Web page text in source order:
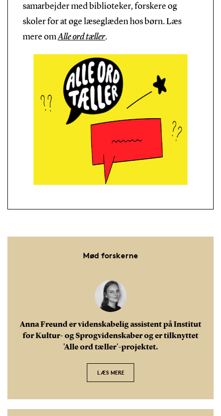
samarbejder med biblioteker, forskere og
skoler for at øge læseglæden hos børn. Læs
mere om Alle ord tæller.
Mød forskerne
Anna Freund er videnskabelig assistent på Institut
for Kultur- og Sprogvidenskaber og er tilknyttet
'Alle ord tæller'-projektet.
LÆS MERE